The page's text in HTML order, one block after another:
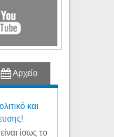
Αρχείο
και
ίσως το